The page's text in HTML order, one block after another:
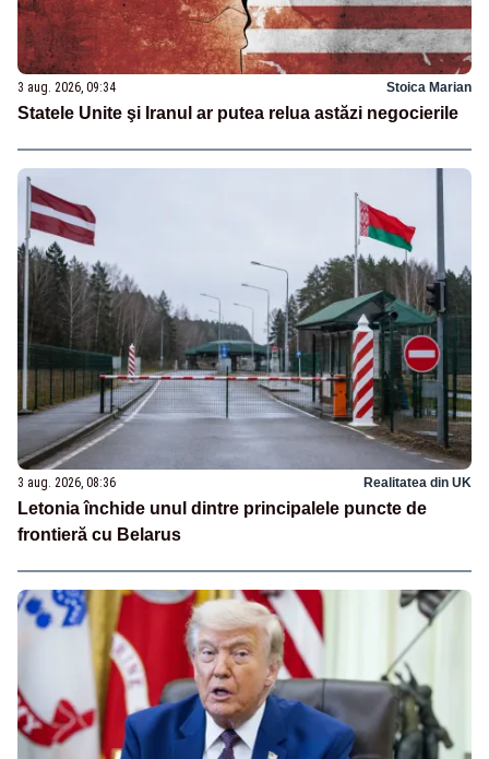
3 aug. 2026, 09:34 Stoica Marian
Statele Unite şi Iranul ar putea relua astăzi negocierile
3 aug. 2026, 08:36 Realitatea din UK
Letonia închide unul dintre principalele puncte de
frontieră cu Belarus